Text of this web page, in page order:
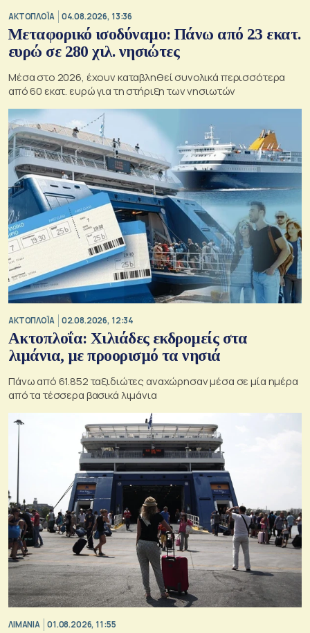
ΑΚΤΟΠΛΟΪΑ 04.08.2026, 13:36
Μεταφορικό ισοδύναμο: Πάνω από 23 εκατ.
ευρώ σε 280 χιλ. νησιώτες
Μέσα στο 2026, έχουν καταβληθεί συνολικά περισσότερα
από 60 εκατ. ευρώ για τη στήριξη των νησιωτών
ΑΚΤΟΠΛΟΪΑ 02.08.2026, 12:34
Ακτοπλοΐα: Χιλιάδες εκδρομείς στα
λιμάνια, με προορισμό τα νησιά
Πάνω από 61.852 ταξιδιώτες αναχώρησαν μέσα σε μία ημέρα
από τα τέσσερα βασικά λιμάνια
ΛΙΜΑΝΙΑ 01.08.2026, 11:55